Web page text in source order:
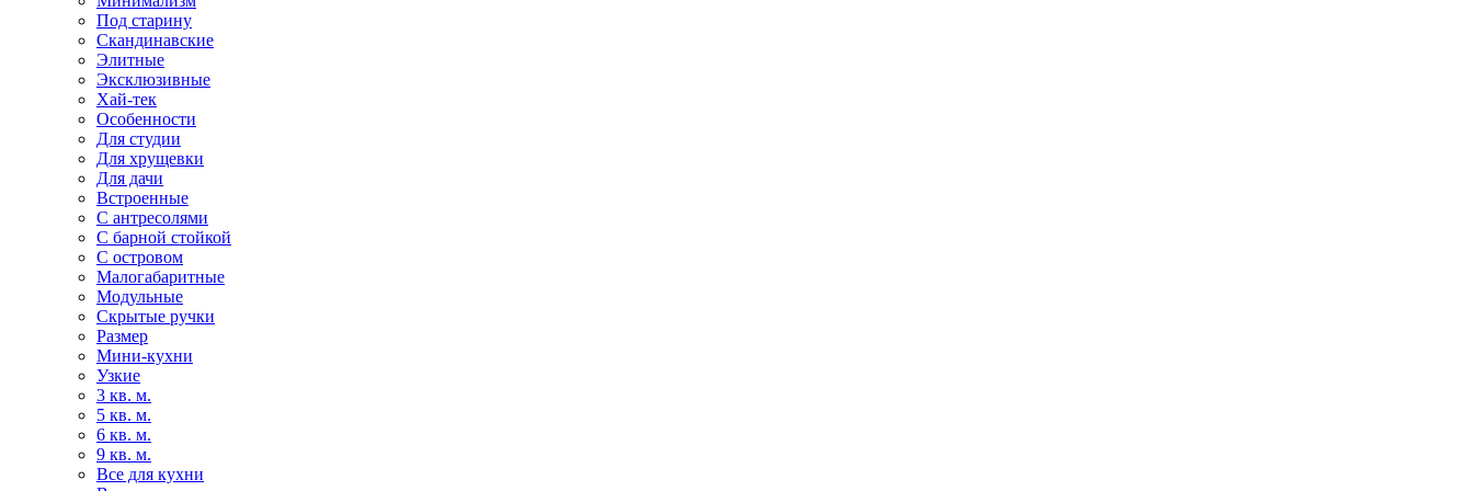
Под старину
Скандинавские
Элитные
Эксклюзивные
Хай-тек
Особенности
Для студии
Для хрущевки
Для дачи
Встроенные
С антресолями
С барной стойкой
С островом
Малогабаритные
Модульные
Скрытые ручки
Размер
Мини-кухни
Узкие
3 кв. м.
5 кв. м.
6 кв. м.
9 кв. м.
Все для кухни